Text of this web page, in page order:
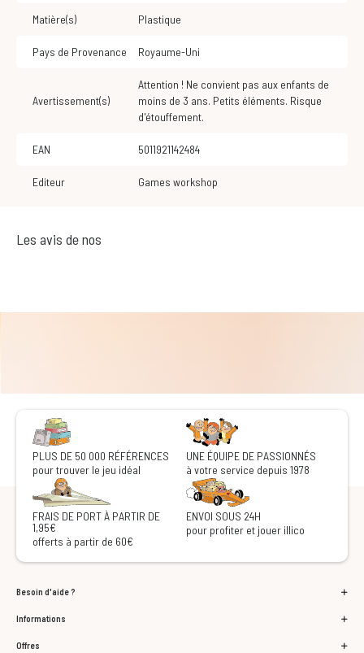
Matière(s) Plastique
Pays de Provenance Royaume-Uni
Avertissement(s)
Attention ! Ne convient pas aux enfants de
moins de 3 ans. Petits éléments. Risque
d'étouffement.
EAN 5011921142484
Editeur Games workshop
Les avis de nos
PLUS DE 50 000 RÉFÉRENCES
pour trouver le jeu idéal
UNE ÉQUIPE DE PASSIONNÉS
à votre service depuis 1978
FRAIS DE PORT À PARTIR DE
1,95€
offerts à partir de 60€
ENVOI SOUS 24H
pour profiter et jouer illico
Besoin d'aide ?
Informations
Offres